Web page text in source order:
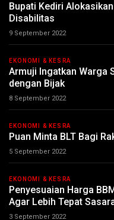
Bupati Kediri
Disabilitas
9 September 2022
EKONOMI & KESRA
Armuji Ingatkan Warga
dengan Bijak
8 September 2022
EKONOMI & KESRA
Puan Minta BLT Bagi
5 September 2022
EKONOMI & KESRA
Penyesuaian Harga
Agar Lebih Tepat
3 September 2022